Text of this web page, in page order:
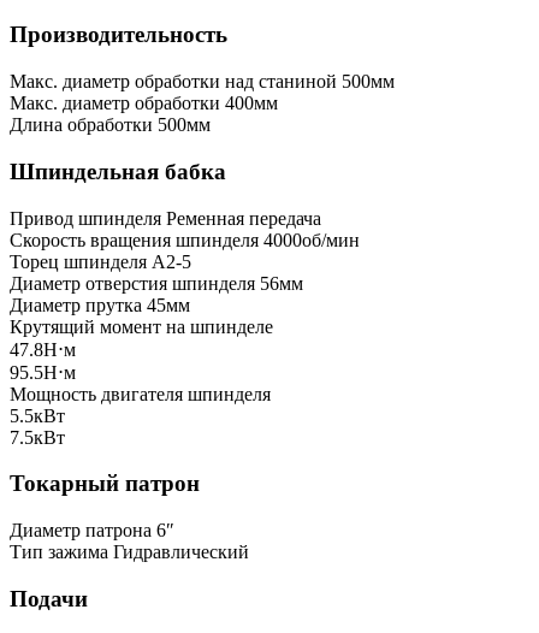
Производительность
Макс. диаметр обработки над станиной 500мм
Макс. диаметр обработки 400мм
Длина обработки 500мм
Шпиндельная бабка
Привод шпинделя Ременная передача
Скорость вращения шпинделя 4000об/мин
Торец шпинделя A2-5
Диаметр отверстия шпинделя 56мм
Диаметр прутка 45мм
Крутящий момент на шпинделе
47.8Н⋅м
95.5Н⋅м
Мощность двигателя шпинделя
5.5кВт
7.5кВт
Токарный патрон
Диаметр патрона 6″
Тип зажима Гидравлический
Подачи